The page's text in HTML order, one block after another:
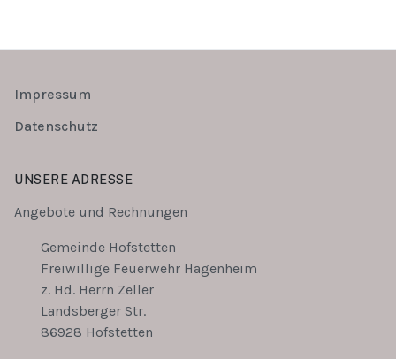
Impressum
Datenschutz
UNSERE ADRESSE
Angebote und Rechnungen
Gemeinde Hofstetten
Freiwillige Feuerwehr Hagenheim
z. Hd. Herrn Zeller
Landsberger Str.
86928 Hofstetten